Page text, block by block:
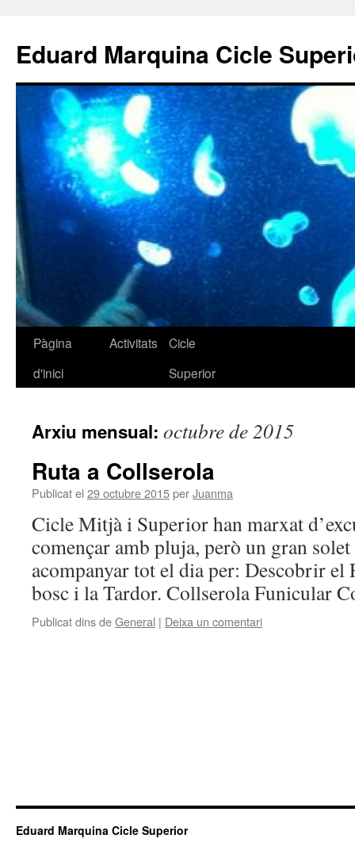
Eduard Marquina Cicle
Vés
Pàgina
d'inici
Activitats
Cicle
Superior
Arxiu mensual: octubre de 2015
Ruta a Collserola
Publicat el 29 octubre 2015perJuanma
Cicle Mitjà i Superior han marxat
començar amb pluja, però un gran
acompanyar tot el dia per: Descobrir el
bosc i la Tardor. Collserola Funicular
Publicat dins deGeneral | Deixa un comentari
Eduard Marquina Cicle Superior